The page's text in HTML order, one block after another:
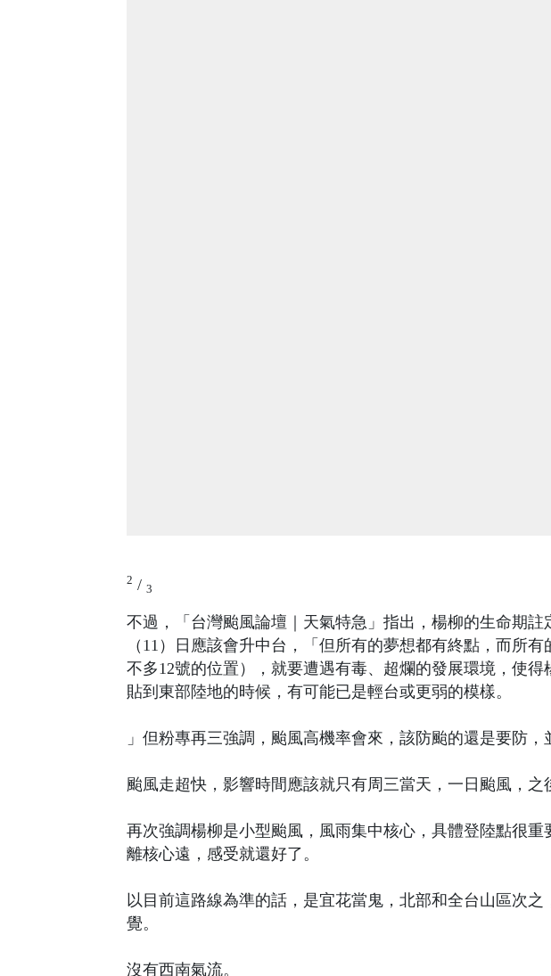
2 / 3
不過，「台灣颱風論壇｜天氣特急」指出，楊柳的生命期
（11）日應該會升中台，「但所有的夢想都有終點，而所
不多12號的位置），就要遭遇有毒、超爛的發展環境，使
貼到東部陸地的時候，有可能已是輕台或更弱的模樣。
」但粉專再三強調，颱風高機率會來，該防颱的還是要防，
颱風走超快，影響時間應該就只有周三當天，一日颱風，之
再次強調楊柳是小型颱風，風雨集中核心，具體登陸點很
離核心遠，感受就還好了。
以目前這路線為準的話，是宜花當鬼，北部和全台山區次
覺。
沒有西南氣流。